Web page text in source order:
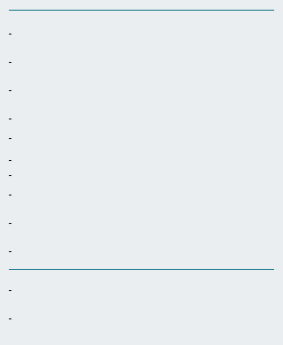
-
-
-
-
-
-
-
-
-
-
-
-